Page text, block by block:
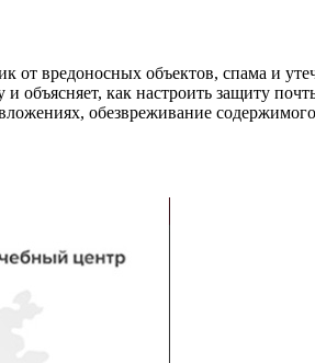
от вредоносных объектов, спама и
объясняет, как настроить защиту
обезвреживание содержимого